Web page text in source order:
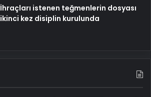
İhraçları istenen teğmenlerin dosyası
ikinci kez disiplin kurulunda